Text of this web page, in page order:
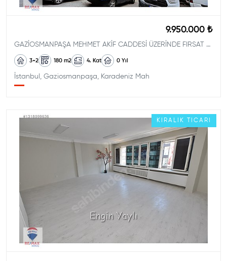
9.950.000 ₺
GAZİOSMANPAŞA MEHMET AKİF CADDESİ ÜZERİNDE FIRSAT TERASLIDUBLEKS
3+2 180 m2 4. Kat 0 Yıl
İstanbul, Gaziosmanpaşa, Karadeniz Mah
KIRALIK TICARI